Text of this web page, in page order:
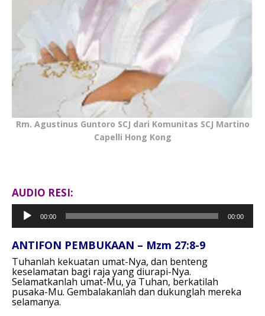
Rm. Agustinus Guntoro SCJ dari Komunitas SCJ Martino
Capelli Hong Kong
AUDIO RESI:
Pemutar
Audio
00:00 00:00
ANTIFON PEMBUKAAN – Mzm 27:8-9
Tuhanlah kekuatan umat-Nya, dan benteng
keselamatan bagi raja yang diurapi-Nya.
Selamatkanlah umat-Mu, ya Tuhan, berkatilah
pusaka-Mu. Gembalakanlah dan dukunglah mereka
selamanya.